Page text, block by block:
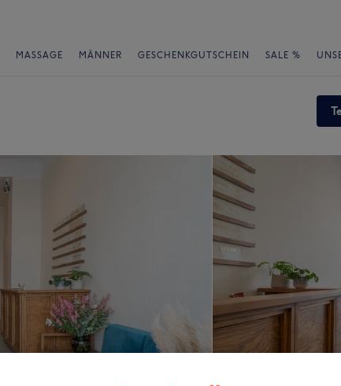
MASSAGE MÄNNER GESCHENKGUTSCHEIN SALE %